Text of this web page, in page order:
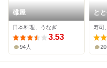
碓屋
日本料理、うなぎ
3.53
94人
と
寿司